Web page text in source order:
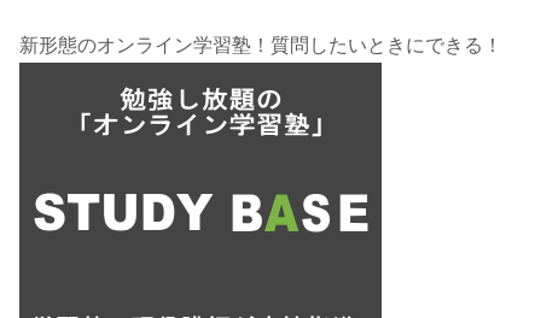
新形態のオンライン学習塾！質問したいときにできる！